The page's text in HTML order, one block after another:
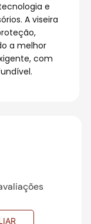
e
A viseira
a melhor
com